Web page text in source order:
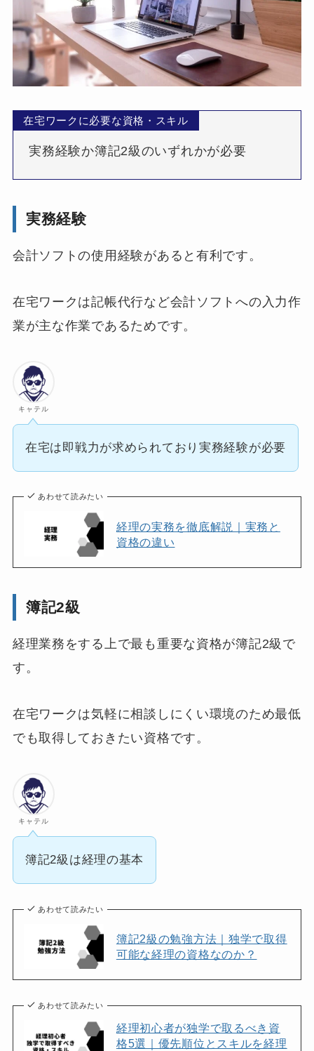
在宅ワークに必要な資格・スキル
実務経験か簿記2級のいずれかが必要
実務経験
会計ソフトの使用経験があると有利です。
在宅ワークは記帳代行など会計ソフトへの入力作
業が主な作業であるためです。
キャテル
在宅は即戦力が求められており実務経験が必要
あわせて読みたい
経理の実務を徹底解説｜実務と
資格の違い
簿記2級
経理業務をする上で最も重要な資格が簿記2級で
す。
在宅ワークは気軽に相談しにくい環境のため最低
でも取得しておきたい資格です。
キャテル
簿記2級は経理の基本
あわせて読みたい
簿記2級の勉強方法｜独学で取得
可能な経理の資格なのか？
あわせて読みたい
経理初心者が独学で取るべき資
格5選｜優先順位とスキルを経理